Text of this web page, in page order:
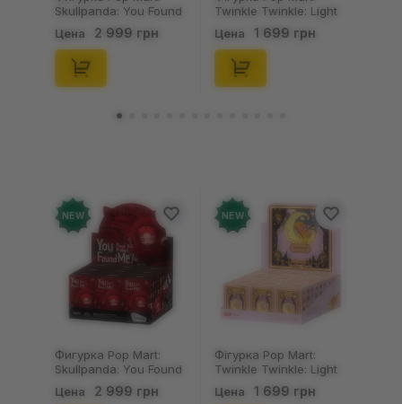
Skullpanda: You Found
Me!: Plush Doll Pendant
Series (Blind Box: 1 з
10) (Secret Edition),
(29347)
Цена 2 999 грн
Twinkle Twinkle: Light
Up: Scene Sets Series
(Blind Box: 1 з 10)
(Secret Edition),
(21372)
Цена 1 699 грн
NEW
Фигурка Pop Mart:
Skullpanda: You Found
Me!: Plush Doll Pendant
Series (Blind Box: 1 з
Цена 2 999 грн
NEW
Фігурка Pop Mart:
Twinkle Twinkle: Light
Up: Scene Sets Series
(Blind Box: 1 з 10)
Цена 1 699 грн